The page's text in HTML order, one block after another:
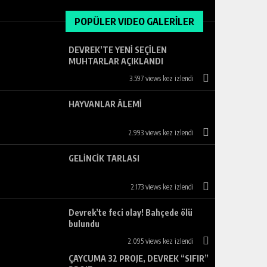
POPÜLER VIDEO GALERİLER
DEVREK’TE YENİ SEÇİLEN
MUHTARLAR AÇIKLANDI
3.597 views kez izlendi
HAYVANLAR ÂLEMİ
2.993 views kez izlendi
GELİNCİK TARLASI
2.173 views kez izlendi
Devrek’te feci olay! Bahçede ölü
bulundu
2.095 views kez izlendi
ÇAYCUMA 32 PROJE, DEVREK “SIFIR”